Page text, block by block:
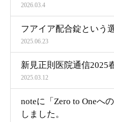
2026.03.4
フアイア配合錠という
2025.06.23
新見正則医院通信2025
2025.03.12
noteに「Zero to Oneへ
しました。